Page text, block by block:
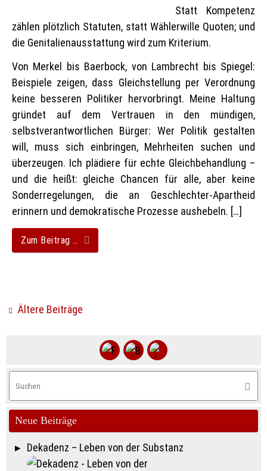
Statt Kompetenz
zählen plötzlich Statuten, statt Wählerwille Quoten; und
die Genitalienausstattung wird zum Kriterium.
Von Merkel bis Baerbock, von Lambrecht bis Spiegel:
Beispiele zeigen, dass Gleichstellung per Verordnung
keine besseren Politiker hervorbringt. Meine Haltung
gründet auf dem Vertrauen in den mündigen,
selbstverantwortlichen Bürger: Wer Politik gestalten
will, muss sich einbringen, Mehrheiten suchen und
überzeugen. Ich plädiere für echte Gleichbehandlung –
und die heißt: gleiche Chancen für alle, aber keine
Sonderregelungen, die an Geschlechter-Apartheid
erinnern und demokratische Prozesse aushebeln. […]
Zum Beitrag …
Ältere Beiträge
Neue Beiträge
Dekadenz – Leben von der Substanz